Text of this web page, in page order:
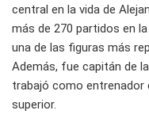
central en la vida de
más de 270 partidos en
una de las figuras más
Además, fue capitán de
trabajó como entrenador
superior.